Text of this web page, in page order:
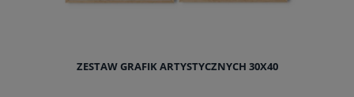
ZESTAW GRAFIK ARTYSTYCZNYCH 30X40